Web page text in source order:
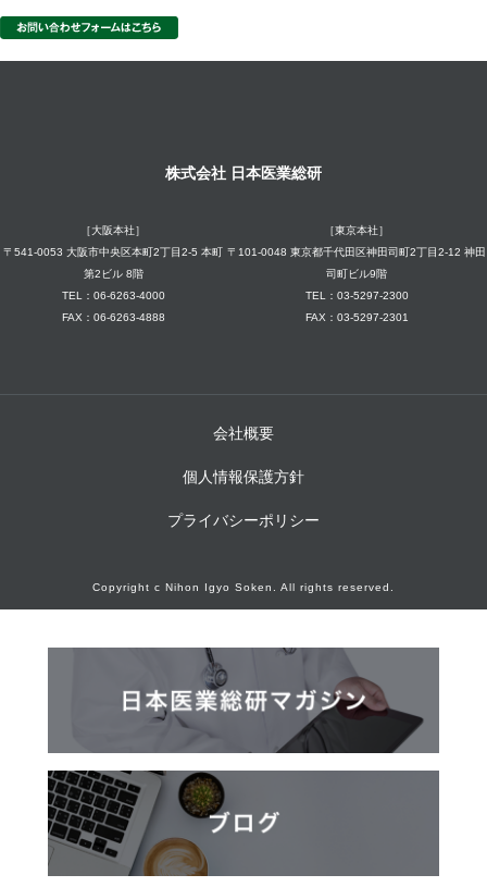
株式会社 日本医業総研
［大阪本社］
〒541-0053 大阪市中央区本町2丁目2-5 本町
第2ビル 8階
TEL：06-6263-4000
FAX：06-6263-4888
［東京本社］
〒101-0048 東京都千代田区神田司町2丁目2-12 神田
司町ビル9階
TEL：03-5297-2300
FAX：03-5297-2301
会社概要
個人情報保護方針
プライバシーポリシー
Copyright c Nihon Igyo Soken. All rights reserved.